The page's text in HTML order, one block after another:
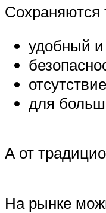
Сохраняются
удобный
для
А от
На рынке